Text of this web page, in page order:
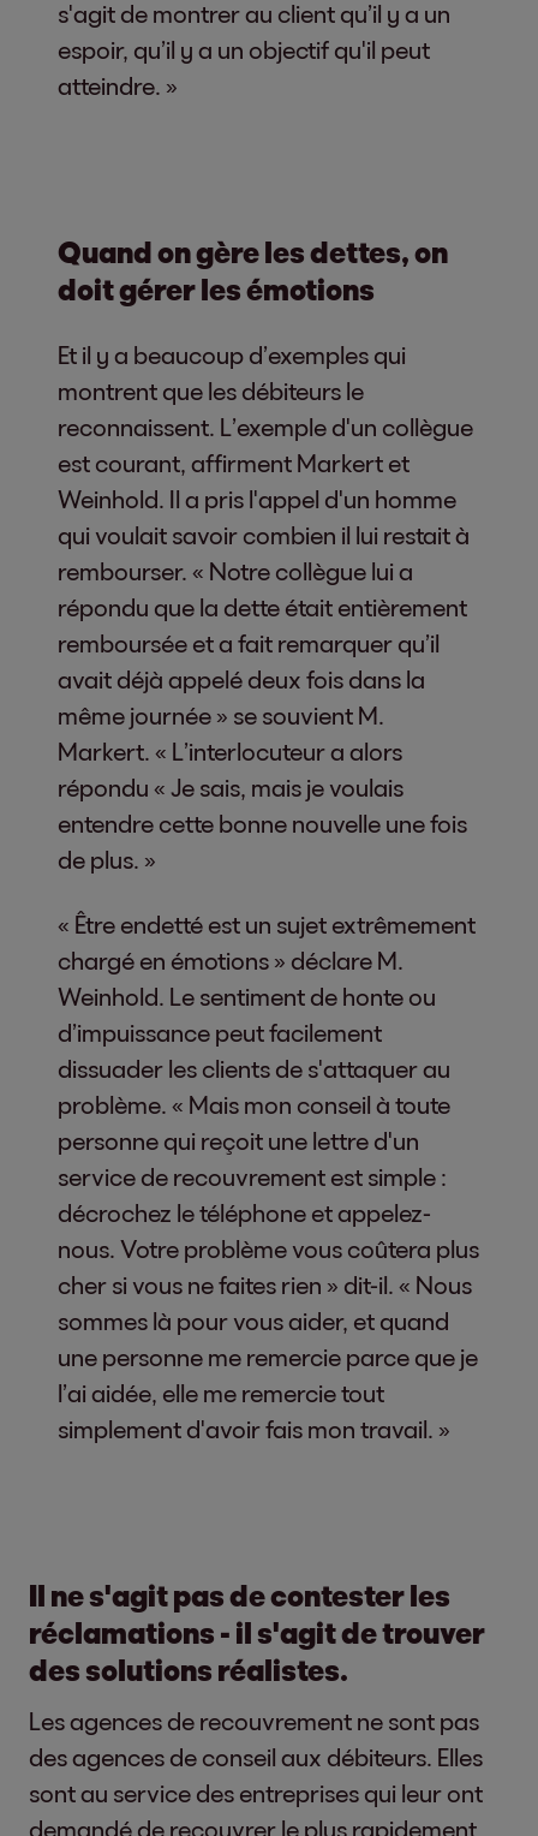
s'agit de montrer au client qu’il y a un
espoir, qu’il y a un objectif qu'il peut
atteindre. »
Quand on gère les dettes, on
doit gérer les émotions
Et il y a beaucoup d’exemples qui
montrent que les débiteurs le
reconnaissent. L’exemple d'un collègue
est courant, affirment Markert et
Weinhold. Il a pris l'appel d'un homme
qui voulait savoir combien il lui restait à
rembourser. « Notre collègue lui a
répondu que la dette était entièrement
remboursée et a fait remarquer qu’il
avait déjà appelé deux fois dans la
même journée » se souvient M.
Markert. « L’interlocuteur a alors
répondu « Je sais, mais je voulais
entendre cette bonne nouvelle une fois
de plus. »
« Être endetté est un sujet extrêmement
chargé en émotions » déclare M.
Weinhold. Le sentiment de honte ou
d’impuissance peut facilement
dissuader les clients de s'attaquer au
problème. « Mais mon conseil à toute
personne qui reçoit une lettre d'un
service de recouvrement est simple :
décrochez le téléphone et appelez-
nous. Votre problème vous coûtera plus
cher si vous ne faites rien » dit-il. « Nous
sommes là pour vous aider, et quand
une personne me remercie parce que je
l’ai aidée, elle me remercie tout
simplement d'avoir fais mon travail. »
Il ne s'agit pas de contester les
réclamations - il s'agit de trouver
des solutions réalistes.
Les agences de recouvrement ne sont pas
des agences de conseil aux débiteurs. Elles
sont au service des entreprises qui leur ont
demandé de recouvrer le plus rapidement